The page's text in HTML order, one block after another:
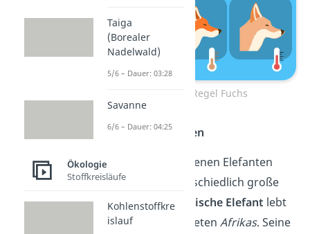
Allensche Regel Fuchs
Ohren der Elefanten
Auch die verschiedenen Elefanten
Arten haben unterschiedlich große
Ohren. Derafrikanische Elefant lebt
in den heißen GebietenAfrikas. Seine
Taiga
(Borealer
Nadelwald)
5/6 – Dauer: 03:28
Savanne
6/6 – Dauer: 04:25
Ökologie
Stoffkreisläufe
Kohlenstoffkre
islauf